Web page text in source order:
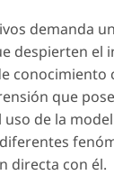
demanda
despierten
conocimiento
que
de la
directa con